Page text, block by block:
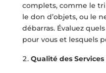
complets, comme le
le don d’objets, ou le
débarras. Évaluez
pour vous et lesquels
Qualité des Services